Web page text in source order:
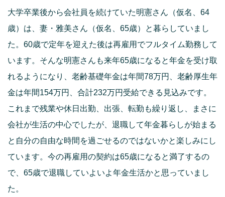
大学卒業後から会社員を続けていた明憲さん（仮名、64
歳）は、妻・雅美さん（仮名、65歳）と暮らしていまし
た。60歳で定年を迎えた後は再雇用でフルタイム勤務して
います。そんな明憲さんも来年65歳になると年金を受け取
れるようになり、老齢基礎年金は年間78万円、老齢厚生年
金は年間154万円、合計232万円受給できる見込みです。
これまで残業や休日出勤、出張、転勤も繰り返し、まさに
会社が生活の中心でしたが、退職して年金暮らしが始まる
と自分の自由な時間を過ごせるのではないかと楽しみにし
ています。今の再雇用の契約は65歳になると満了するの
で、65歳で退職していよいよ年金生活かと思っていまし
た。